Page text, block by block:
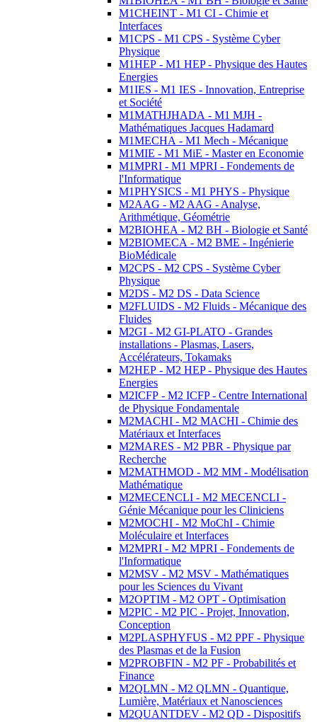
M1CHEINT - M1 CI - Chimie et
Interfaces
M1CPS - M1 CPS - Système Cyber
Physique
M1HEP - M1 HEP - Physique des Hautes
Energies
M1IES - M1 IES - Innovation, Entreprise
et Société
M1MATHJHADA - M1 MJH -
Mathématiques Jacques Hadamard
M1MECHA - M1 Mech - Mécanique
M1MIE - M1 MiE - Master en Economie
M1MPRI - M1 MPRI - Fondements de
l'Informatique
M1PHYSICS - M1 PHYS - Physique
M2AAG - M2 AAG - Analyse,
Arithmétique, Géométrie
M2BIOHEA - M2 BH - Biologie et Santé
M2BIOMECA - M2 BME - Ingénierie
BioMédicale
M2CPS - M2 CPS - Système Cyber
Physique
M2DS - M2 DS - Data Science
M2FLUIDS - M2 Fluids - Mécanique des
Fluides
M2GI - M2 GI-PLATO - Grandes
installations - Plasmas, Lasers,
Accélérateurs, Tokamaks
M2HEP - M2 HEP - Physique des Hautes
Energies
M2ICFP - M2 ICFP - Centre International
de Physique Fondamentale
M2MACHI - M2 MACHI - Chimie des
Matériaux et Interfaces
M2MARES - M2 PBR - Physique par
Recherche
M2MATHMOD - M2 MM - Modélisation
Mathématique
M2MECENCLI - M2 MECENCLI -
Génie Mécanique pour les Cliniciens
M2MOCHI - M2 MoChI - Chimie
Moléculaire et Interfaces
M2MPRI - M2 MPRI - Fondements de
l'Informatique
M2MSV - M2 MSV - Mathématiques
pour les Sciences du Vivant
M2OPTIM - M2 OPT - Optimisation
M2PIC - M2 PIC - Projet, Innovation,
Conception
M2PLASPHYFUS - M2 PPF - Physique
des Plasmas et de la Fusion
M2PROBFIN - M2 PF - Probabilités et
Finance
M2QLMN - M2 QLMN - Quantique,
Lumière, Matériaux et Nanosciences
M2QUANTDEV - M2 QD - Dispositifs